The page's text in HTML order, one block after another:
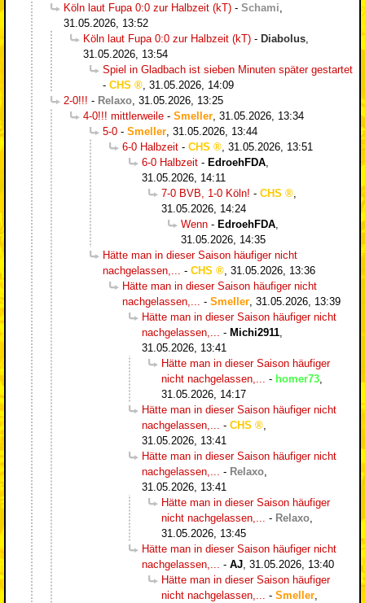
Köln laut Fupa 0:0 zur Halbzeit (kT) - Schami
31.05.2026, 13:52
Köln laut Fupa 0:0 zur Halbzeit (kT) - Diabolus
31.05.2026, 13:54
Spiel in Gladbach ist sieben Minuten später gestartet
- CHS
31.05.2026, 14:09
2-0!!! - Relaxo 31.05.2026, 13:25
4-0!!! mittlerweile - Smeller 31.05.2026, 13:34
5-0 - Smeller 31.05.2026, 13:44
6-0 Halbzeit - CHS
31.05.2026, 13:51
6-0 Halbzeit - EdroehFDA
31.05.2026, 14:11
7-0 BVB, 1-0 Köln! - CHS
31.05.2026, 14:24
Wenn - EdroehFDA
31.05.2026, 14:35
Hätte man in dieser Saison häufiger nicht
nachgelassen,...
- CHS
31.05.2026, 13:36
Hätte man in dieser Saison häufiger nicht
nachgelassen,...
- Smeller 31.05.2026, 13:39
Hätte man in dieser Saison häufiger nicht
nachgelassen,...
- Michi2911
31.05.2026, 13:41
Hätte man in dieser Saison häufiger
nicht nachgelassen,...
- homer73
31.05.2026, 14:17
Hätte man in dieser Saison häufiger nicht
nachgelassen,...
- CHS
31.05.2026, 13:41
Hätte man in dieser Saison häufiger nicht
nachgelassen,...
- Relaxo
31.05.2026, 13:41
Hätte man in dieser Saison häufiger
nicht nachgelassen,...
- Relaxo
31.05.2026, 13:45
Hätte man in dieser Saison häufiger nicht
nachgelassen,...
- AJ 31.05.2026, 13:40
Hätte man in dieser Saison häufiger
nicht nachgelassen,...
- Smeller